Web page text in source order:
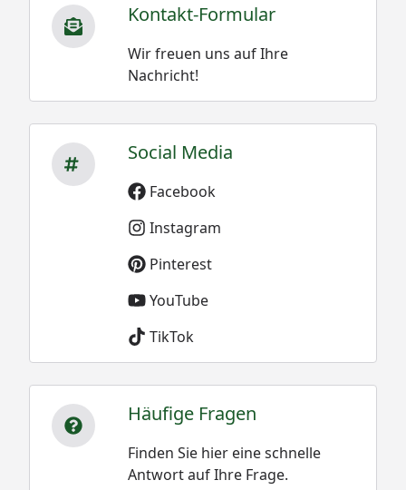
Kontakt-Formular
Wir freuen uns auf Ihre
Nachricht!
Social Media
Facebook
Instagram
Pinterest
YouTube
TikTok
Häufige Fragen
Finden Sie hier eine schnelle
Antwort auf Ihre Frage.